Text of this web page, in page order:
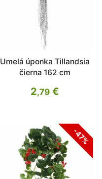
Umelá úponka Tillandsia
čierna 162 cm
2,79€
-47%